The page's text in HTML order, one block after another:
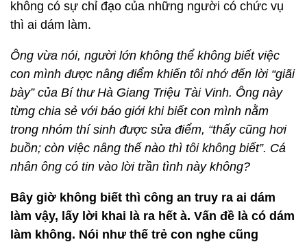
không có sự chỉ đạo của những người có chức vụ
thì ai dám làm.
Ông vừa nói, người lớn không thể không biết việc
con mình được nâng điểm khiến tôi nhớ đến lời “giãi
bày” của Bí thư Hà Giang Triệu Tài Vinh. Ông này
từng chia sẻ với báo giới khi biết con mình nằm
trong nhóm thí sinh được sửa điểm, “thấy cũng hơi
buồn; còn việc nâng thế nào thì tôi không biết”. Cá
nhân ông có tin vào lời trần tình này không?
Bây giờ không biết thì công an truy ra ai dám
làm vậy, lấy lời khai là ra hết à. Vấn đề là có dám
làm không. Nói như thế trẻ con nghe cũng